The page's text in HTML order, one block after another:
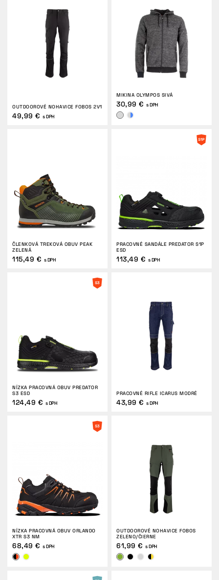
OUTDOOROVÉ NOHAVICE FOBOS 2V1
49,99 € s DPH
MIKINA OLYMPOS SIVÁ
30,99 € s DPH
ČLENKOVÁ TREKOVÁ OBUV PEAK
ZELENÁ
115,49 € s DPH
PRACOVNÉ SANDÁLE PREDATOR S1P
ESD
113,49 € s DPH
NÍZKA PRACOVNÁ OBUV PREDATOR
S3 ESD
124,49 € s DPH
PRACOVNÉ RIFLE ICARUS MODRÉ
43,99 € s DPH
NÍZKA PRACOVNÁ OBUV ORLANDO
XTR S3 NM
68,49 € s DPH
OUTDOOROVÉ NOHAVICE FOBOS
ZELENO/ČIERNE
61,99 € s DPH